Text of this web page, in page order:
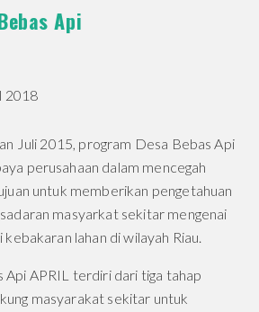
Api
2018
Juli 2015, program Desa Bebas Api
perusahaan dalam mencegah
untuk memberikan pengetahuan
masyarkat sekitar mengenai
lahan di wilayah Riau.
Api APRIL terdiri dari tiga tahap
masyarakat sekitar untuk